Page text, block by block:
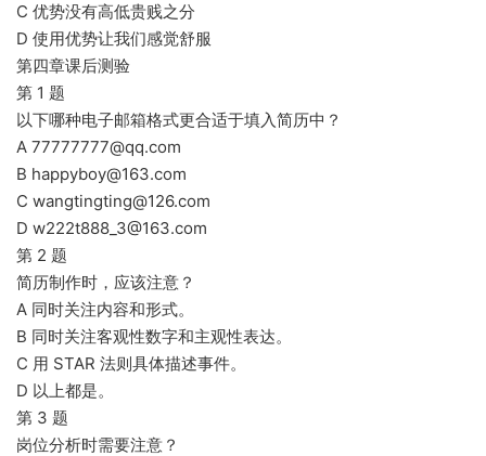
C 优势没有高低贵贱之分
D 使用优势让我们感觉舒服
第四章课后测验
第 1 题
以下哪种电子邮箱格式更合适于填入简历中？
A 77777777@qq.com
B happyboy@163.com
C wangtingting@126.com
D w222t888_3@163.com
第 2 题
简历制作时，应该注意？
A 同时关注内容和形式。
B 同时关注客观性数字和主观性表达。
C 用 STAR 法则具体描述事件。
D 以上都是。
第 3 题
岗位分析时需要注意？